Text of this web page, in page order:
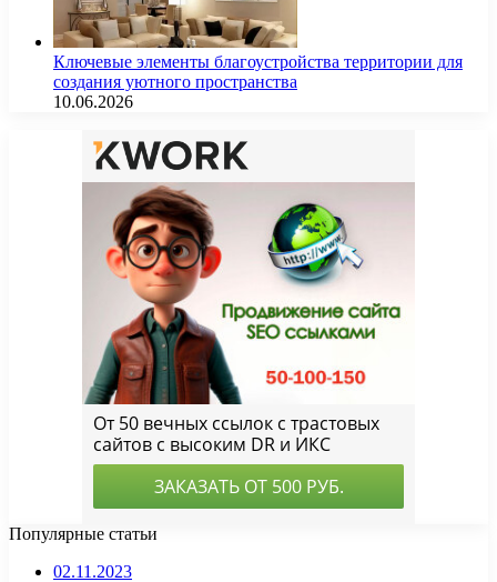
Ключевые элементы благоустройства территории для
создания уютного пространства
10.06.2026
Популярные статьи
02.11.2023